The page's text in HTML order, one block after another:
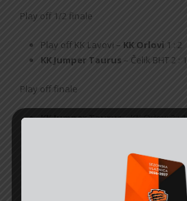
Play off 1/2 finale
Play off KK Lavovi – KK Orlovi 1 : 2
KK Jumper Taurus – Čelik BHT 2 : 1
Play off finale
KK Jumper Taurus– KK Orlovi 3 : 1